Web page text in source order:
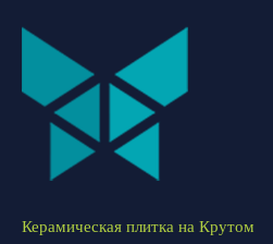
Керамическая плитка на Крутом